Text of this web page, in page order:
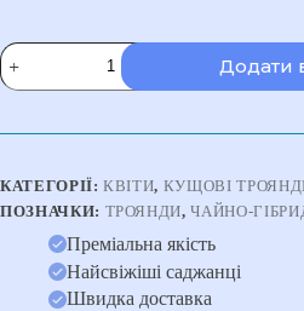
Троянда
Пінк
Інтуїшн
Intuition)
Додати
КАТЕГОРІЇ:КВІТИ, КУЩОВІ
ПОЗНАЧКИ: ТРОЯНДИ,ЧАЙНО-
Преміальна якість
Найсвіжіші саджанці
Швидка доставка